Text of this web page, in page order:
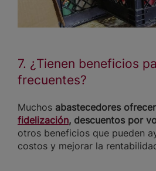
7. ¿Tienen beneficios
frecuentes?
Muchos abastecedores
fidelización, descuentos por
otros beneficios que pueden
costos y mejorar la